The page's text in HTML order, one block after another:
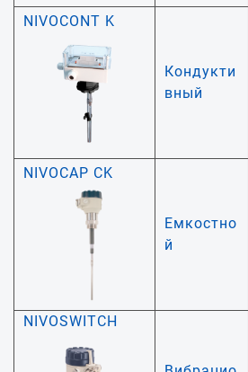
NIVOCONT K
Кондукти
вный
NIVOCAP CK
Емкостно
й
NIVOSWITCH